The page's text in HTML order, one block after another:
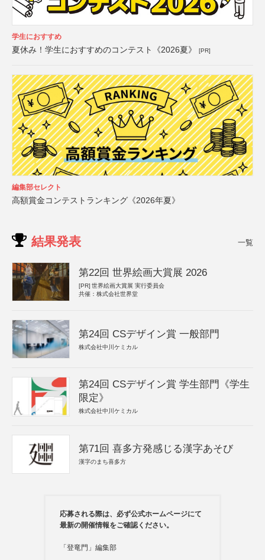
学生におすすめ
夏休み！学生におすすめのコンテスト《2026夏》 [PR]
編集部セレクト
高額賞金コンテストランキング《2026年夏》
結果発表 一覧
第22回 世界絵画大賞展 2026
[PR] 世界絵画大賞展 実行委員会
共催：株式会社世界堂
第24回 CSデザイン賞 一般部門
株式会社中川ケミカル
第24回 CSデザイン賞 学生部門《学生
限定》
株式会社中川ケミカル
第71回 喜多方発感じる漢字あそび
漢字のまち喜多方
応募される際は、必ず公式ホームページにて
最新の開催情報をご確認ください。
「登竜門」編集部